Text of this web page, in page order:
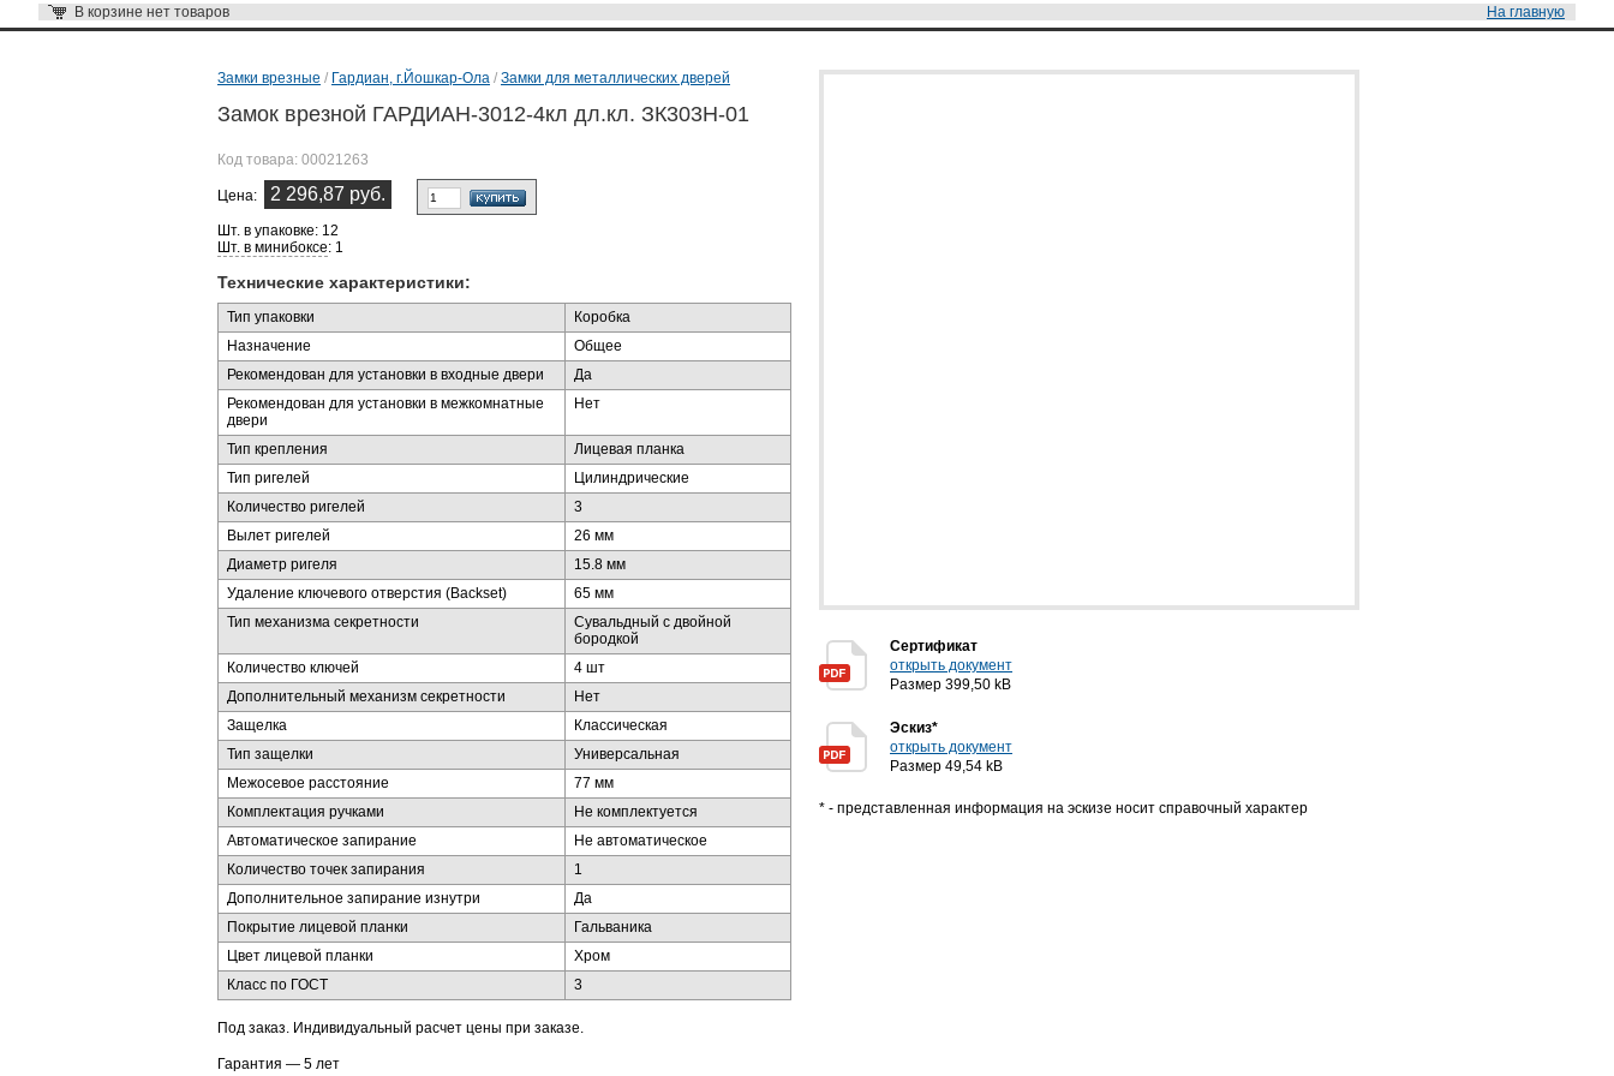
На главную
В корзине нет товаров
Замки врезные / Гардиан, г.Йошкар-Ола / Замки для металлических дверей
Замок врезной ГАРДИАН-3012-4кл дл.кл. ЗК303Н-01
Код товара: 00021263
Цена: 2 296,87 руб.
Шт. в упаковке: 12
Шт. в минибоксе: 1
Технические характеристики:
Тип упаковки
Коробка
Назначение
Общее
Рекомендован для установки в входные двери
Да
Рекомендован для установки в межкомнатные
двери
Нет
Тип крепления
Лицевая планка
Тип ригелей
Цилиндрические
Количество ригелей
3
Вылет ригелей
26 мм
Диаметр ригеля
15.8 мм
Удаление ключевого отверстия (Backset)
65 мм
Тип механизма секретности
Сувальдный с двойной
бородкой
Количество ключей
4 шт
Дополнительный механизм секретности
Нет
Защелка
Классическая
Тип защелки
Универсальная
Межосевое расстояние
77 мм
Комплектация ручками
Не комплектуется
Автоматическое запирание
Не автоматическое
Количество точек запирания
1
Дополнительное запирание изнутри
Да
Покрытие лицевой планки
Гальваника
Цвет лицевой планки
Хром
Класс по ГОСТ
3
Под заказ. Индивидуальный расчет цены при заказе.
Гарантия — 5 лет
Сертификат
открыть документ
Размер 399,50 kB
Эскиз*
открыть документ
Размер 49,54 kB
* - представленная информация на эскизе носит справочный характер